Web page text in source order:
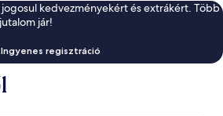
kedvezményekért és extrákért. Több
jár!
Ingyenes regisztráció